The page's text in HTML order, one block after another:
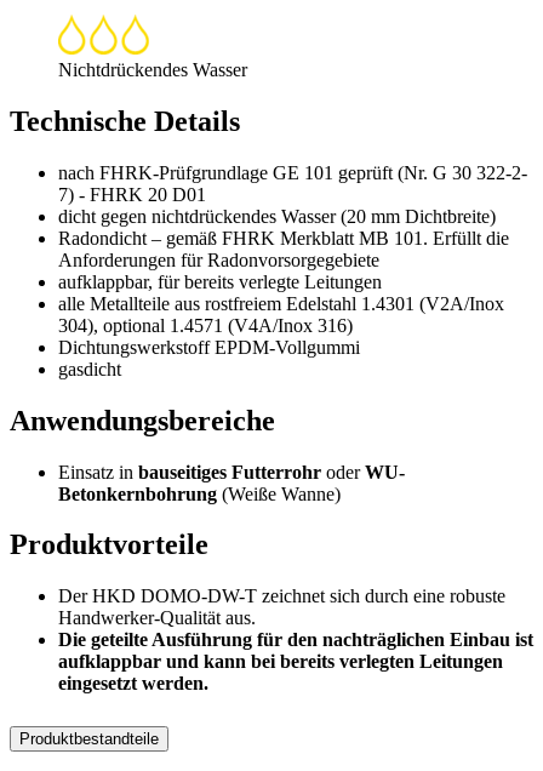
Nichtdrückendes Wasser
Technische Details
nach FHRK-Prüfgrundlage GE 101 geprüft (Nr. G 30 322-2-
7) - FHRK 20 D01
dicht gegen nichtdrückendes Wasser (20 mm Dichtbreite)
Radondicht – gemäß FHRK Merkblatt MB 101. Erfüllt die
Anforderungen für Radonvorsorgegebiete
aufklappbar, für bereits verlegte Leitungen
alle Metallteile aus rostfreiem Edelstahl 1.4301 (V2A/Inox
304), optional 1.4571 (V4A/Inox 316)
Dichtungswerkstoff EPDM-Vollgummi
gasdicht
Anwendungsbereiche
Einsatz in bauseitiges Futterrohr oderWU-
Betonkernbohrung (Weiße Wanne)
Produktvorteile
Der HKD DOMO-DW-T zeichnet sich durch eine robuste
Handwerker-Qualität aus.
Die geteilte Ausführung für den nachträglichen Einbau ist
aufklappbar und kann bei bereits verlegten Leitungen
eingesetzt werden.
Produktbestandteile